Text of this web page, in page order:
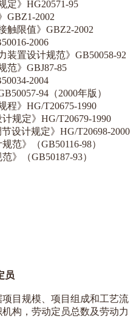
定》HG20571-95
GBZ1-2002
触限值》GBZ2-2002
2006
装置设计规范》GB50058-92
范》GBJ87-85
2004
94（2000年版）
程》HG/T20675-1990
规定》HG/T20679-1990
设计规定》HG/T20698-2000
范》（GB50116-98）
》（GB50187-93）
员
目规模、项目组成和工艺流
构，劳动定员总数及劳动力